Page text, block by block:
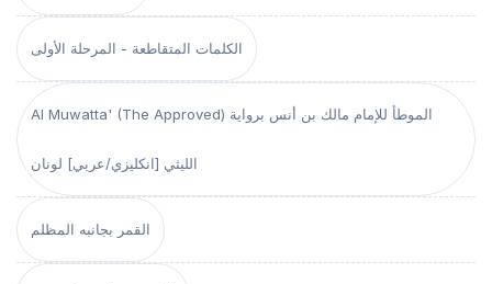
الكلمات المتقاطعة - المرحلة الأولى
Al Muwatta' (The Approved) الموطأ للإمام مالك بن أنس برواية
الليثي [انكليزي/عربي] لونان
القمر بجانبه المظلم